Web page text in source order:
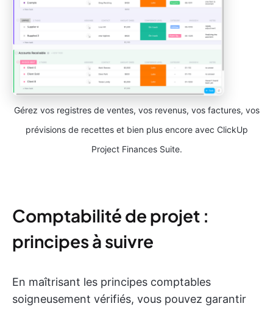
Gérez vos registres de ventes, vos revenus, vos factures, vos
prévisions de recettes et bien plus encore avec ClickUp
Project Finances Suite.
Comptabilité de projet :
principes à suivre
En maîtrisant les principes comptables
soigneusement vérifiés, vous pouvez garantir